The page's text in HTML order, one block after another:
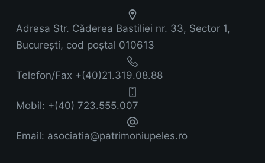
Adresa Str. Căderea Bastiliei nr. 33, Sector 1,
București, cod poștal 010613
Telefon/Fax +(40)21.319.08.88
Mobil: +(40) 723.555.007
Email: asociatia@patrimoniupeles.ro